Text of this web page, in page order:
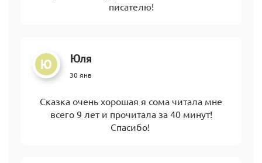
писателю!
Ю Юля
30 янв
Сказка очень хорошая я сома читала мне
всего 9 лет и прочитала за 40 минут!
Спасибо!